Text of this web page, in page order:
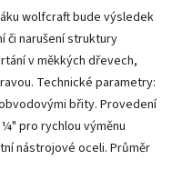
wolfcraft bude výsledek
či narušení struktury
v měkkých dřevech,
Technické parametry:
břity. Provedení
pro rychlou výměnu
nástrojové oceli. Průměr